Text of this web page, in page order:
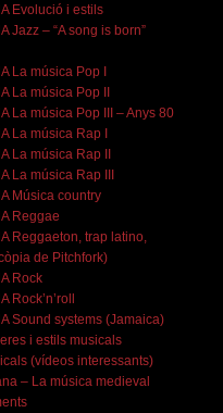
Evolució i estils
Jazz – “A song is born”
La música Pop I
La música Pop II
La música Pop III – Anys 80
La música Rap I
La música Rap II
La música Rap III
Música country
Reggae
Reggaeton, trap latino,
de Pitchfork)
Rock
Rock’n’roll
Sound systems (Jamaica)
i estils musicals
(vídeos interessants)
– La música medieval